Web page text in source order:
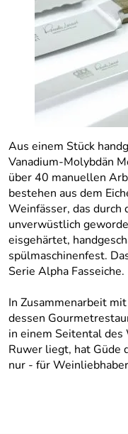
Aus einem Stück
Vanadium-Molybdän
über 40 manuellen
bestehen aus dem
Weinfässer, das durch
unverwüstlich
eisgehärtet,
spülmaschinenfest.
Serie Alpha Fasseiche.
In Zusammenarbeit
dessen
in einem Seitental
Ruwer liegt, hat Güde
nur - für